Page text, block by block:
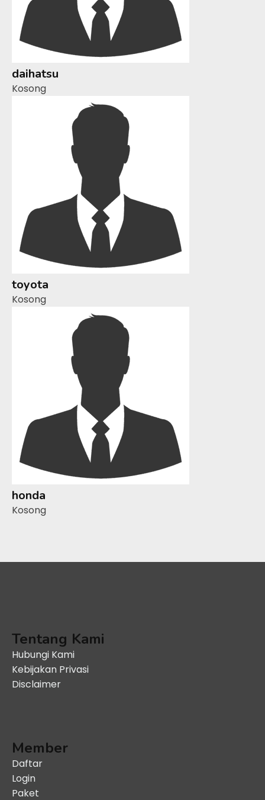
daihatsu
Kosong
toyota
Kosong
honda
Kosong
Tentang Kami
Hubungi Kami
Kebijakan Privasi
Disclaimer
Member
Daftar
Login
Paket